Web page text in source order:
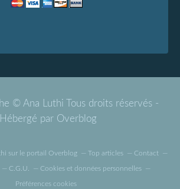
© Ana Luthi Tous droits réservés -
Hébergé par Overblog
sur le portail Overblog Top articles Contact
C.G.U. Cookies et données personnelles
Préférences cookies